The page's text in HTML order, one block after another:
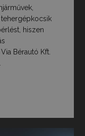
hiszen
Bérautó Kft.